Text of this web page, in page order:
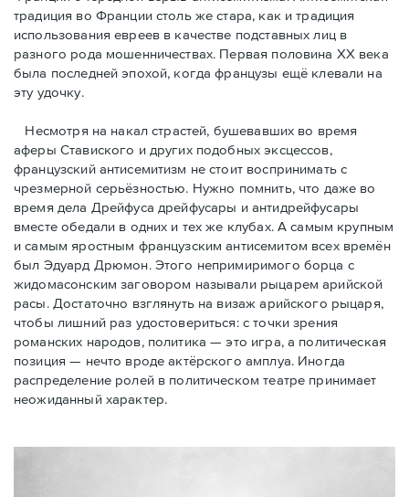
традиция во Франции столь же стара, как и традиция
использования евреев в качестве подставных лиц в
разного рода мошенничествах. Первая половина ХХ века
была последней эпохой, когда французы ещё клевали на
эту удочку.
Несмотря на накал страстей, бушевавших во время
аферы Ставиского и других подобных эксцессов,
французский антисемитизм не стоит воспринимать с
чрезмерной серьёзностью. Нужно помнить, что даже во
время дела Дрейфуса дрейфусары и антидрейфусары
вместе обедали в одних и тех же клубах. А самым крупным
и самым яростным французским антисемитом всех времён
был Эдуард Дрюмон. Этого непримиримого борца с
жидомасонским заговором называли рыцарем арийской
расы. Достаточно взглянуть на визаж арийского рыцаря,
чтобы лишний раз удостовериться: с точки зрения
романских народов, политика — это игра, а политическая
позиция — нечто вроде актёрского амплуа. Иногда
распределение ролей в политическом театре принимает
неожиданный характер.